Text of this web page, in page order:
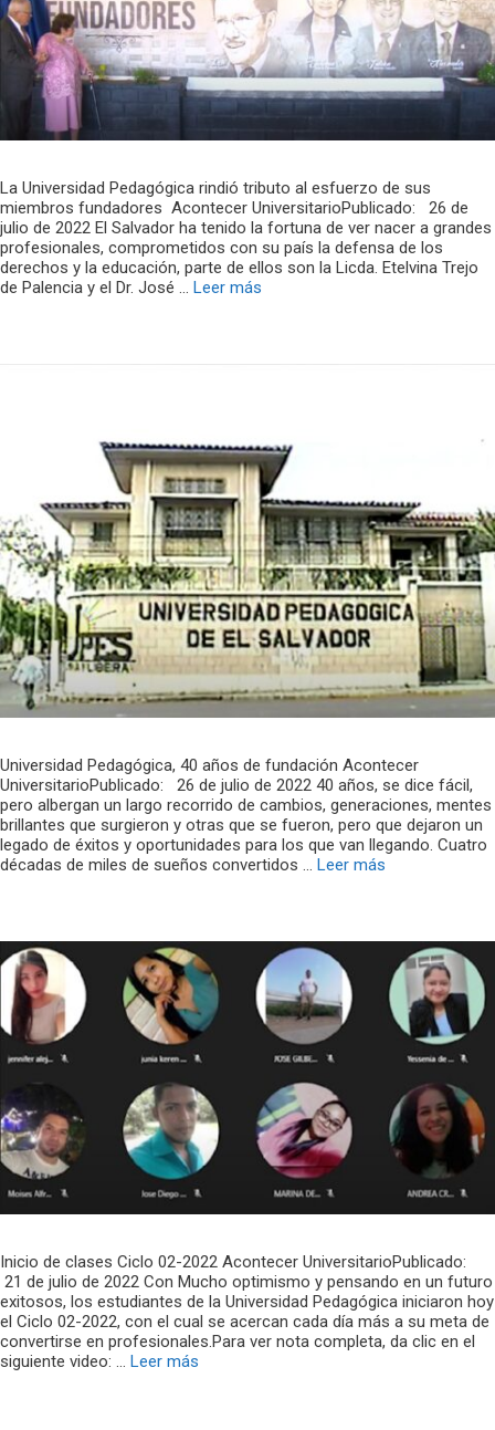
La Universidad Pedagógica rindió tributo al esfuerzo de sus
miembros fundadores Acontecer UniversitarioPublicado: 26 de
julio de 2022 El Salvador ha tenido la fortuna de ver nacer a grandes
profesionales, comprometidos con su país la defensa de los
derechos y la educación, parte de ellos son la Licda. Etelvina Trejo
de Palencia y el Dr. José … Leer más
Universidad Pedagógica, 40 años de fundación Acontecer
UniversitarioPublicado: 26 de julio de 2022 40 años, se dice fácil,
pero albergan un largo recorrido de cambios, generaciones, mentes
brillantes que surgieron y otras que se fueron, pero que dejaron un
legado de éxitos y oportunidades para los que van llegando. Cuatro
décadas de miles de sueños convertidos … Leer más
Inicio de clases Ciclo 02-2022 Acontecer UniversitarioPublicado:
21 de julio de 2022 Con Mucho optimismo y pensando en un futuro
exitosos, los estudiantes de la Universidad Pedagógica iniciaron hoy
el Ciclo 02-2022, con el cual se acercan cada día más a su meta de
convertirse en profesionales.Para ver nota completa, da clic en el
siguiente video: … Leer más